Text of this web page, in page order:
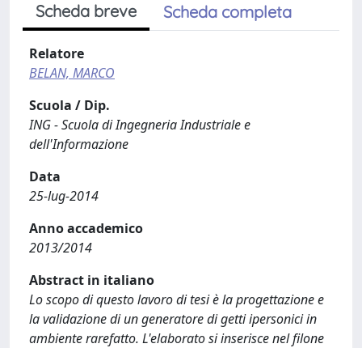
Scheda breve Scheda completa
Relatore
BELAN, MARCO
Scuola / Dip.
ING - Scuola di Ingegneria Industriale e
dell'Informazione
Data
25-lug-2014
Anno accademico
2013/2014
Abstract in italiano
Lo scopo di questo lavoro di tesi è la progettazione e
la validazione di un generatore di getti ipersonici in
ambiente rarefatto. L'elaborato si inserisce nel filone